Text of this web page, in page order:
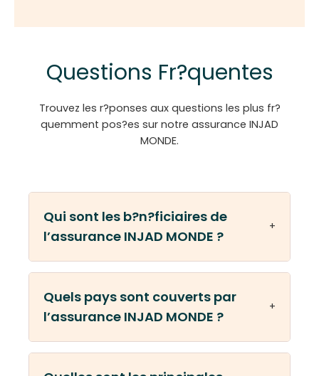
Questions Fr?quentes
Trouvez les r?ponses aux questions les plus fr?
quemment pos?es sur notre assurance INJAD
MONDE.
Qui sont les b?n?ficiaires de
l’assurance INJAD MONDE ?
+
MONDE sont :
– L’assur?, personne physique, domicili? ?
Quels pays sont couverts par
l’assurance INJAD MONDE ?
+